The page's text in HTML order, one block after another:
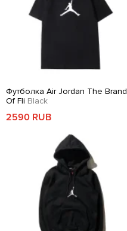
Футболка Air Jordan The Brand
Of Fli Black
2590 RUB